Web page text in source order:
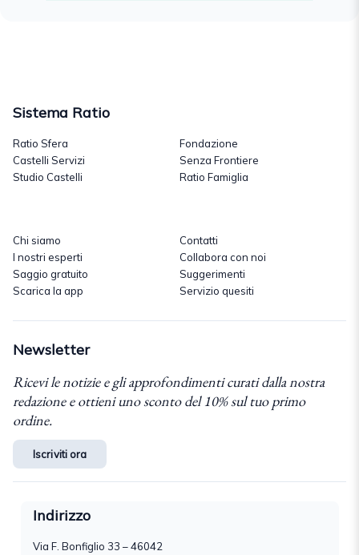
Sistema Ratio
Ratio Sfera
Castelli Servizi
Studio Castelli
Fondazione
Senza Frontiere
Ratio Famiglia
Chi siamo
I nostri esperti
Saggio gratuito
Scarica la app
Contatti
Collabora con noi
Suggerimenti
Servizio quesiti
Newsletter
Ricevi le notizie e gli approfondimenti curati dalla nostra
redazione e ottieni uno sconto del 10% sul tuo primo
ordine.
Iscriviti ora
Indirizzo
Via F. Bonfiglio 33 – 46042